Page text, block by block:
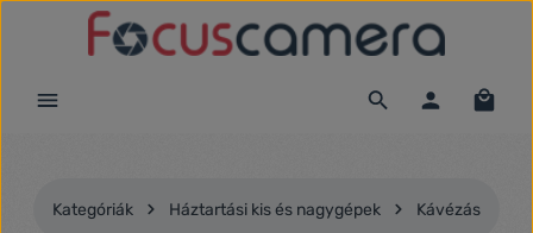
Ugrás a fő tartalomra
Kategóriák Háztartási kis és nagygépek Kávézás